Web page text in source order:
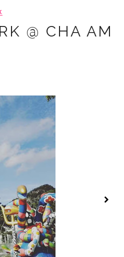
@ CHA AM